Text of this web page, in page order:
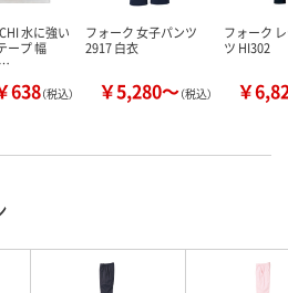
水に強い
ープ 幅
638（税込）
フォーク 女子パンツ
2917 白衣
￥5,280～（税込）
フォーク
ツ HI302
￥